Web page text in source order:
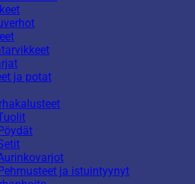
ja potat
ja istuintyynyt